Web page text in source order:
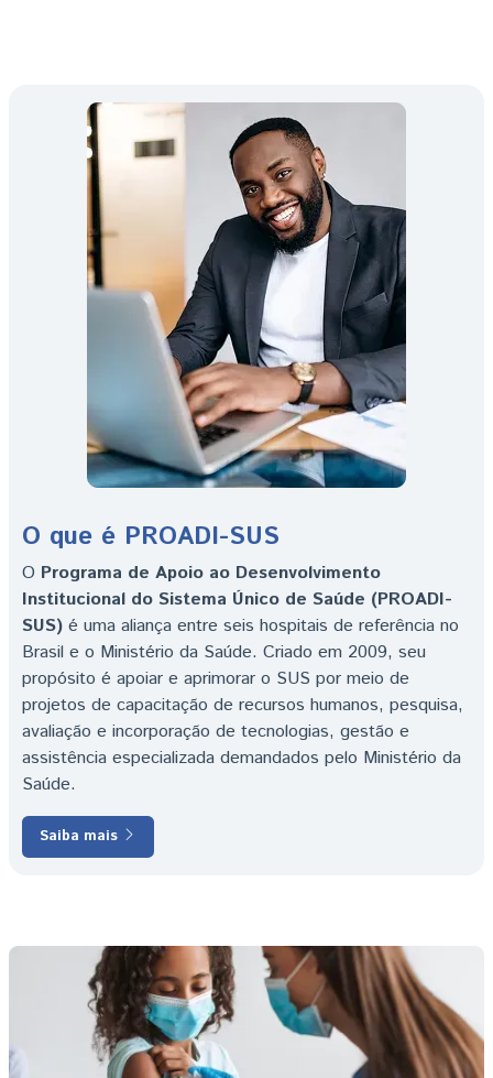
Imagem
O que é PROADI-SUS
O Programa de Apoio ao Desenvolvimento
Institucional do Sistema Único de Saúde (PROADI-
SUS) é uma aliança entre seis hospitais de referência no
Brasil e o Ministério da Saúde. Criado em 2009, seu
propósito é apoiar e aprimorar o SUS por meio de
projetos de capacitação de recursos humanos, pesquisa,
avaliação e incorporação de tecnologias, gestão e
assistência especializada demandados pelo Ministério da
Saúde.
Saiba mais
Imagem